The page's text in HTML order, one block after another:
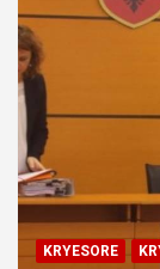
KRYESORE